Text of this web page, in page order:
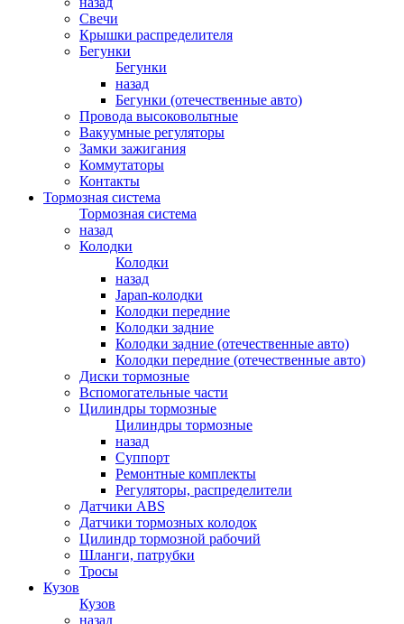
Свечи
Крышки распределителя
Бегунки
Бегунки
назад
Бегунки (отечественные авто)
Провода высоковольтные
Вакуумные регуляторы
Замки зажигания
Коммутаторы
Контакты
Тормозная система
Тормозная система
назад
Колодки
Колодки
назад
Japan-колодки
Колодки передние
Колодки задние
Колодки задние (отечественные авто)
Колодки передние (отечественные авто)
Диски тормозные
Вспомогательные части
Цилиндры тормозные
Цилиндры тормозные
назад
Суппорт
Ремонтные комплекты
Регуляторы, распределители
Датчики ABS
Датчики тормозных колодок
Цилиндр тормозной рабочий
Шланги, патрубки
Тросы
Кузов
Кузов
назад